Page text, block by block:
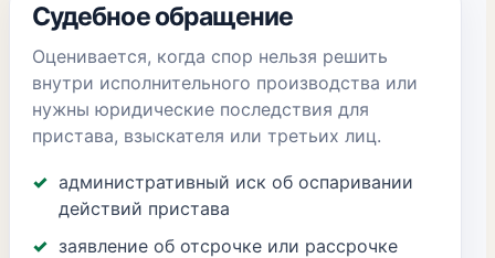
Судебное обращение
Оценивается, когда спор нельзя решить
внутри исполнительного производства или
нужны юридические последствия для
пристава, взыскателя или третьих лиц.
административный иск об оспаривании
действий пристава
заявление об отсрочке или рассрочке